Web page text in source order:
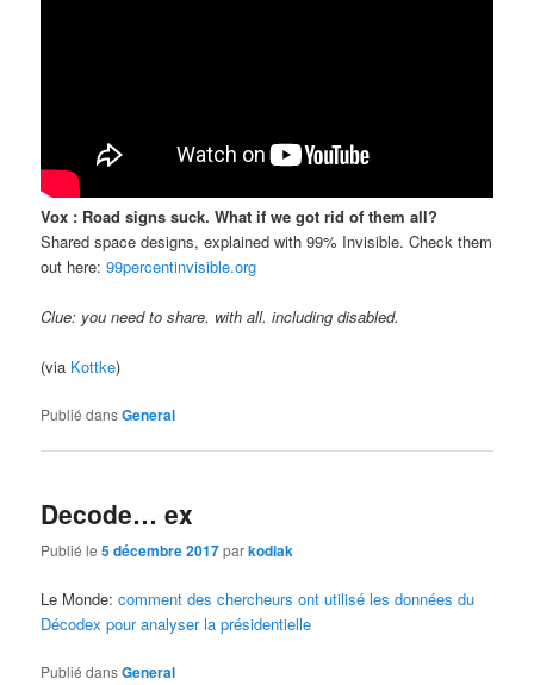
Vox : Road signs suck. What if we got rid of them all?
Shared space designs, explained with 99% Invisible. Check them
out here:99percentinvisible.org
Clue: you need to share. with all. including disabled.
(via Kottke)
Publié dansGeneral
Decode… ex
Publié le5 décembre 2017parkodiak
Le Monde:comment des chercheurs ont utilisé les données du
Décodex pour analyser la présidentielle
Publié dansGeneral